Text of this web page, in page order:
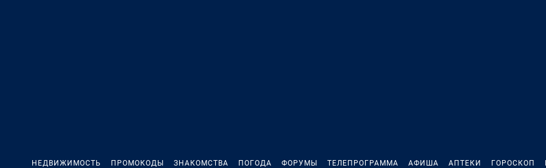
НЕДВИЖИМОСТЬ ПРОМОКОДЫ ЗНАКОМСТВА ПОГОДА ФОРУМЫ ТЕЛЕПРОГРАММА АФИША АПТЕКИ ГОРОСКОП